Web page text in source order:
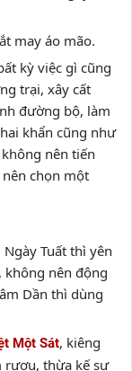
may áo mão.
kỳ việc gì cũng
trại, xây cất
đường bộ, làm
khẩn cũng như
nên tiến
chọn một
Tuất thì yên
không nên động
Dần thì dùng
Một Sát, kiêng
rượu, thừa kế sự